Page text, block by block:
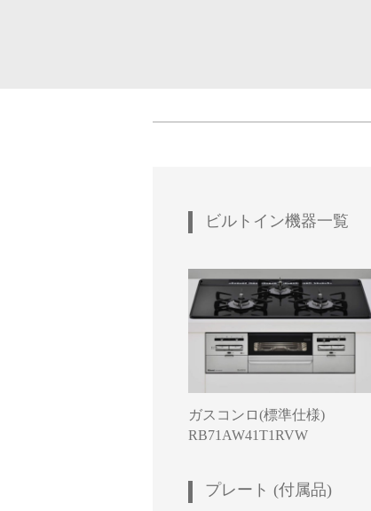
ビルトイン機器一覧
ガスコンロ(標準仕様)
RB71AW41T1RVW
プレート (付属品)